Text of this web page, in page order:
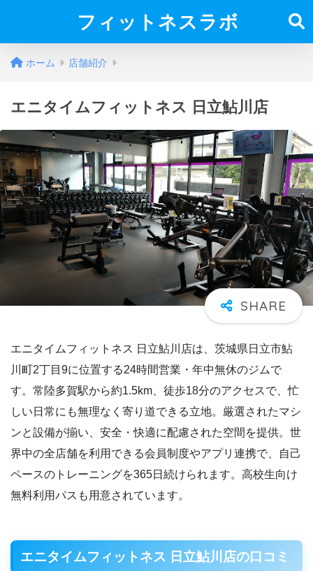
フィットネスラボ
ホーム 店舗紹介
エニタイムフィットネス 日立鮎川店
エニタイムフィットネス 日立鮎川店は、茨城県日立市鮎
川町2丁目9に位置する24時間営業・年中無休のジムで
す。常陸多賀駅から約1.5km、徒歩18分のアクセスで、忙
しい日常にも無理なく寄り道できる立地。厳選されたマシ
ンと設備が揃い、安全・快適に配慮された空間を提供。世
界中の全店舗を利用できる会員制度やアプリ連携で、自己
ペースのトレーニングを365日続けられます。高校生向け
無料利用パスも用意されています。
エニタイムフィットネス 日立鮎川店の口コミ